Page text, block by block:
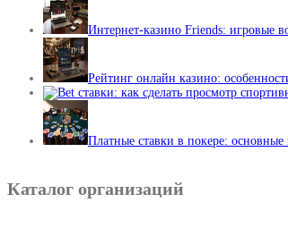
Интернет-казино Friends: игровые
Рейтинг онлайн казино:
Платные ставки в покере:
Каталог организаций